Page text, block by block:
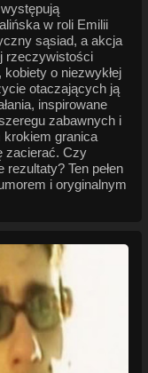
w roli Emilii
sąsiad, a akcja
rzeczywistości
o niezwykłej
otaczających ją
inspirowane
zabawnych i
granica
zacierać. Czy
Ten pełen
i oryginalnym